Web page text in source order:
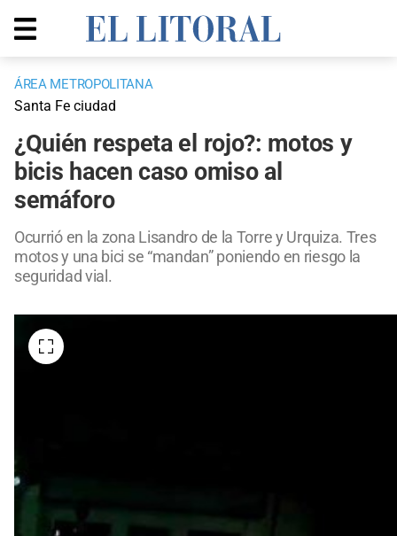
ÁREA METROPOLITANA
Santa Fe ciudad
¿Quién respeta el rojo?: motos y
bicis hacen caso omiso al
semáforo
Ocurrió en la zona Lisandro de la Torre y Urquiza. Tres
motos y una bici se “mandan” poniendo en riesgo la
seguridad vial.